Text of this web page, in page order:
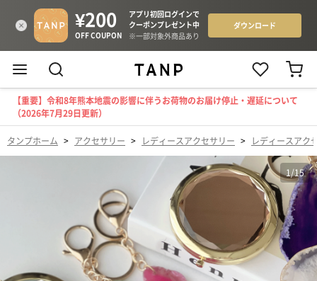
【重要】令和8年熊本地震の影響に伴うお荷物のお届け停止・遅延について
（2026年7月29日更新）
タンプホーム > アクセサリー > レディースアクセサリー > レディースアク
1 /15